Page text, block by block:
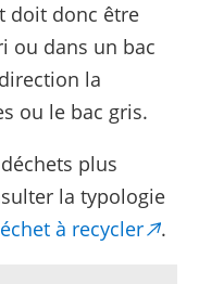
doit donc être
ou dans un bac
la
ou le bac gris.
plus
la typologie
à recycler .